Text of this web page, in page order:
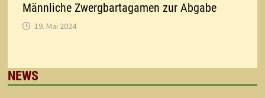
Männliche Zwergbartagamen zur Abgabe
19. Mai 2024
NEWS